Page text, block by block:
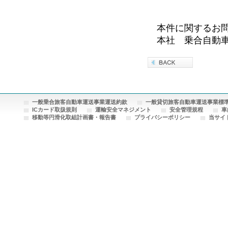
本件に関するお
本社 乗合自動車
一般乗合旅客自動車運送事業運送約款
一般貸切旅客自動車運送事業標
ICカード取扱規則
運輸安全マネジメント 安全管理規程
車
移動等円滑化取組計画書・報告書
プライバシーポリシー 当サイ